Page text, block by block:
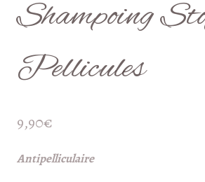
Shampoing
Pellicules
9,90€
Antipelliculaire